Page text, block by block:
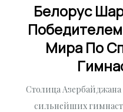
Белорус
Мира По
Столица
сильнейших